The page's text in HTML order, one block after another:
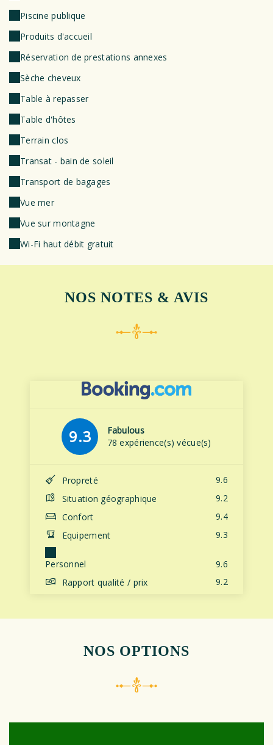
Piscine publique
Produits d'accueil
Réservation de prestations annexes
Sèche cheveux
Table à repasser
Table d'hôtes
Terrain clos
Transat - bain de soleil
Transport de bagages
Vue mer
Vue sur montagne
Wi-Fi haut débit gratuit
NOS NOTES & AVIS
9.3
Fabulous
78 expérience(s) vécue(s)
Propreté
9.6
Situation géographique
9.2
Confort
9.4
Equipement
9.3
Personnel
9.6
Rapport qualité / prix
9.2
NOS OPTIONS